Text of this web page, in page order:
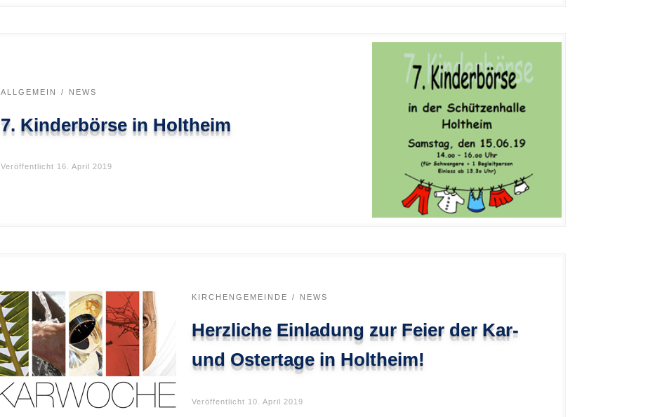
ALLGEMEIN NEWS
7. Kinderbörse in Holtheim
Veröffentlicht 16. April 2019
KIRCHENGEMEINDE NEWS
Herzliche Einladung zur Feier der Kar-
und Ostertage in Holtheim!
Veröffentlicht 10. April 2019